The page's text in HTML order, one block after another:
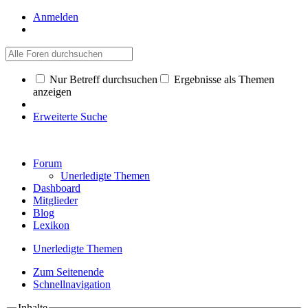
Anmelden
Nur Betreff durchsuchen
Ergebnisse als Themen
anzeigen
Erweiterte Suche
Forum
Unerledigte Themen
Dashboard
Mitglieder
Blog
Lexikon
Unerledigte Themen
Zum Seitenende
Schnellnavigation